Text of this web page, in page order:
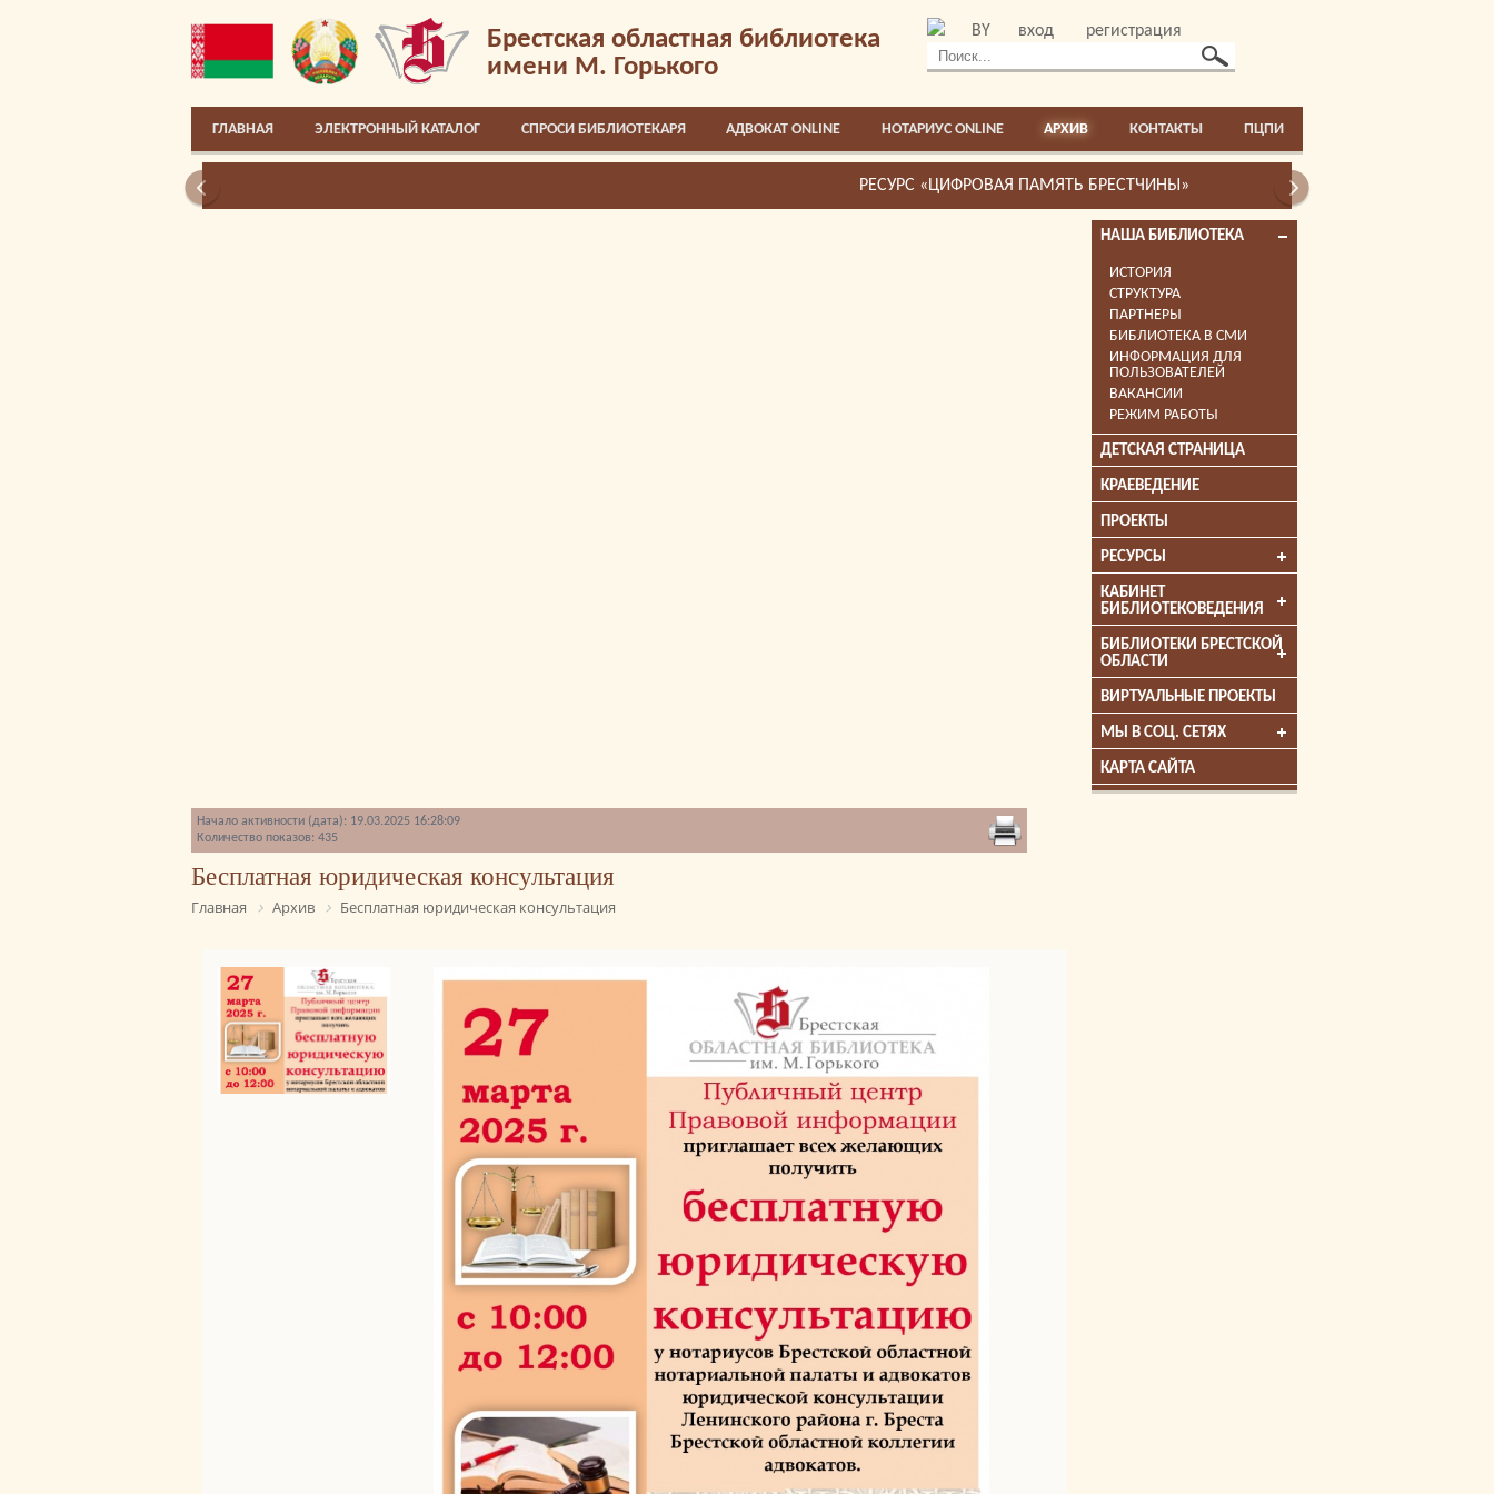
Брестская областная библиотека
имени М. Горького
BY вход регистрация
ГЛАВНАЯ ЭЛЕКТРОННЫЙ КАТАЛОГ СПРОСИ БИБЛИОТЕКАРЯ АДВОКАТ ONLINE НОТАРИУС ONLINE АРХИВ КОНТАКТЫ ПЦПИ
НАША БИБЛИОТЕКА
ИСТОРИЯ
СТРУКТУРА
ПАРТНЕРЫ
БИБЛИОТЕКА В СМИ
ИНФОРМАЦИЯ ДЛЯ
ПОЛЬЗОВАТЕЛЕЙ
ВАКАНСИИ
РЕЖИМ РАБОТЫ
ДЕТСКАЯ СТРАНИЦА
КРАЕВЕДЕНИЕ
ПРОЕКТЫ
РЕСУРСЫ
КАБИНЕТ
БИБЛИОТЕКОВЕДЕНИЯ
БИБЛИОТЕКИ БРЕСТСКОЙ
ОБЛАСТИ
ВИРТУАЛЬНЫЕ ПРОЕКТЫ
МЫ В СОЦ. СЕТЯХ
КАРТА САЙТА
Начало активности (дата): 19.03.2025 16:28:09
Количество показов: 435
Бесплатная юридическая консультация
Главная Архив Бесплатная юридическая консультация